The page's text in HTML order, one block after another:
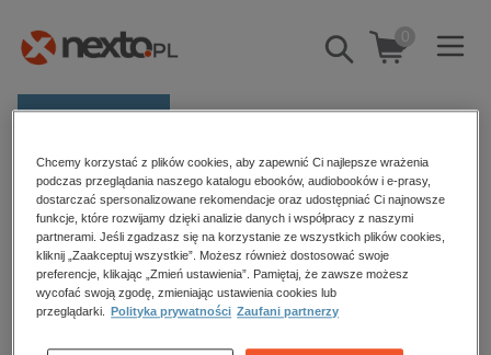
Pokaż/schowaj
wyszukiwarkę
0
E-prasa
Kategorie
Zobacz wszystkie E-prasa
budownictwo, aranżacja wnętrz
biznesowe, branżowe, gospodarka
Strona główna Agnieszka Maria Stefańska
Agnieszka Maria Stefańska
Sortowanie Filtrowanie
Chcemy korzystać z plików cookies, aby zapewnić Ci najlepsze wrażenia
podczas przeglądania naszego katalogu ebooków, audiobooków i e-prasy,
dostarczać spersonalizowane rekomendacje oraz udostępniać Ci najnowsze
funkcje, które rozwijamy dzięki analizie danych i współpracy z naszymi
partnerami. Jeśli zgadzasz się na korzystanie ze wszystkich plików cookies,
kliknij „Zaakceptuj wszystkie”. Możesz również dostosować swoje
preferencje, klikając „Zmień ustawienia”. Pamiętaj, że zawsze możesz
wycofać swoją zgodę, zmieniając ustawienia cookies lub
przeglądarki.
Polityka prywatności Zaufani partnerzy